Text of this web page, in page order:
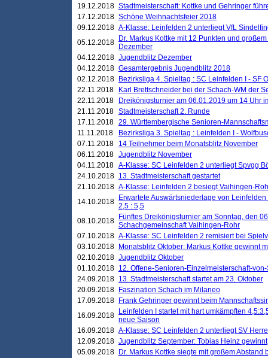
19.12.2018 Stadtmeisterschaft: Kottke und Gehringer
17.12.2018 Schöne Weihnachtsfeier 2018
09.12.2018 A-Klasse: Leinfelden 2 unterliegt VfL
05.12.2018
Dr. Markus Kottke mit 12 Punkten und
Dezember
04.12.2018 Jugendblitz Dezember
04.12.2018 Gesamtergebnis Jugendblitz 2018
02.12.2018
Bezirksliga 4. Spieltag : SC Leinfelden I - SF
22.11.2018
Karl Brettschneider bei der Schach-WM der
22.11.2018
Dreikönigsturnier am 06.01.2019 um 14 Uhr
21.11.2018 Stadtmeisterschaft 2. Runde
17.11.2018 29. Württembergische Senioren-
11.11.2018
Bezirksliga 3. Spieltag : Leinfelden I -
07.11.2018
14 Teilnehmer beim Monatsblitz November
06.11.2018 Jugendblitz November
04.11.2018 A-Klasse: SC Leinfelden 2 unterliegt Spvgg
24.10.2018 13. Stadtmeisterschaft gestartet
21.10.2018 A-Klasse: Leinfelden 2 besiegt Vaihingen-
14.10.2018
Erwartete Auswärtsniederlage von
2,5 : 5,5
08.10.2018
Fünftes Dreikönigsturnier am Sonntag, den
Schachgemeinschaft Vaihingen-Rohr
07.10.2018 A-Klasse: SC Leinfelden 2 remisiert bei
03.10.2018
Monatsblitz Oktober: Markus Kottke gewinnt
02.10.2018 Jugendblitz Oktober
01.10.2018 12. Offene-Senioren-Einzelmeisterschaft-
24.09.2018 13. Stadtmeisterschaft startet am 23. Oktober
20.09.2018
Faszination Schach im Milaneo
17.09.2018
Frank Gehringer gewinnt beim
16.09.2018
Leinfelden I startet mit hart umkämpften
neue Saison
16.09.2018 A-Klasse: SC Leinfelden 2 unterliegt SV
12.09.2018 Jugendblitz September: Tobias Heinz gewinnt
05.09.2018
Dr. Markus Kottke siegte mit großem